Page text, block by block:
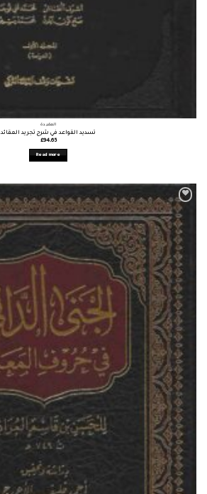
العقيدة
تسديد القواعد في شرح تجريد العقائد
£94.65
Read more